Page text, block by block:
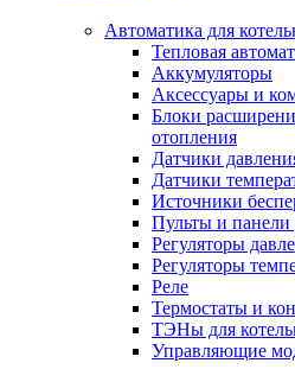
Автоматика для
Тепловая
Аккумуляторы
Аксессуары и
Блоки
отопления
Датчики
Датчики
Источники
Пульты и панели
Регуляторы
Регуляторы
Реле
Термостаты и
ТЭНы для
Управляющие